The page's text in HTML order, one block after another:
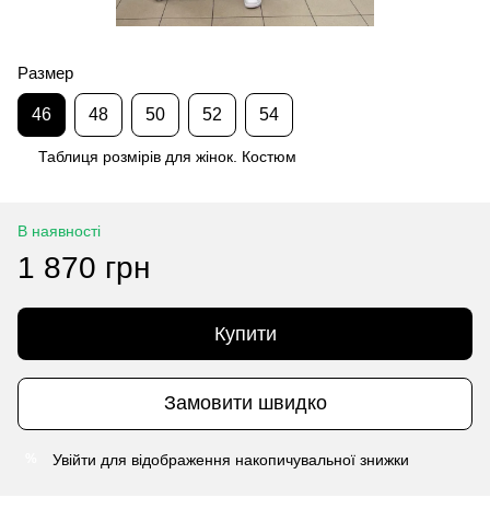
Размер
46 48 50 52 54
Таблиця розмірів для жінок. Костюм
В наявності
1 870 грн
Купити
Замовити швидко
Увійти для відображення накопичувальної знижки